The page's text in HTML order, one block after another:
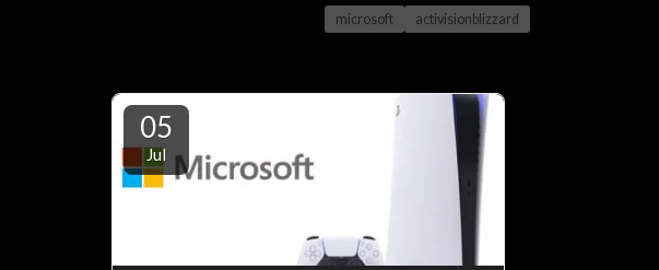
microsoft activisionblizzard
05
Jul